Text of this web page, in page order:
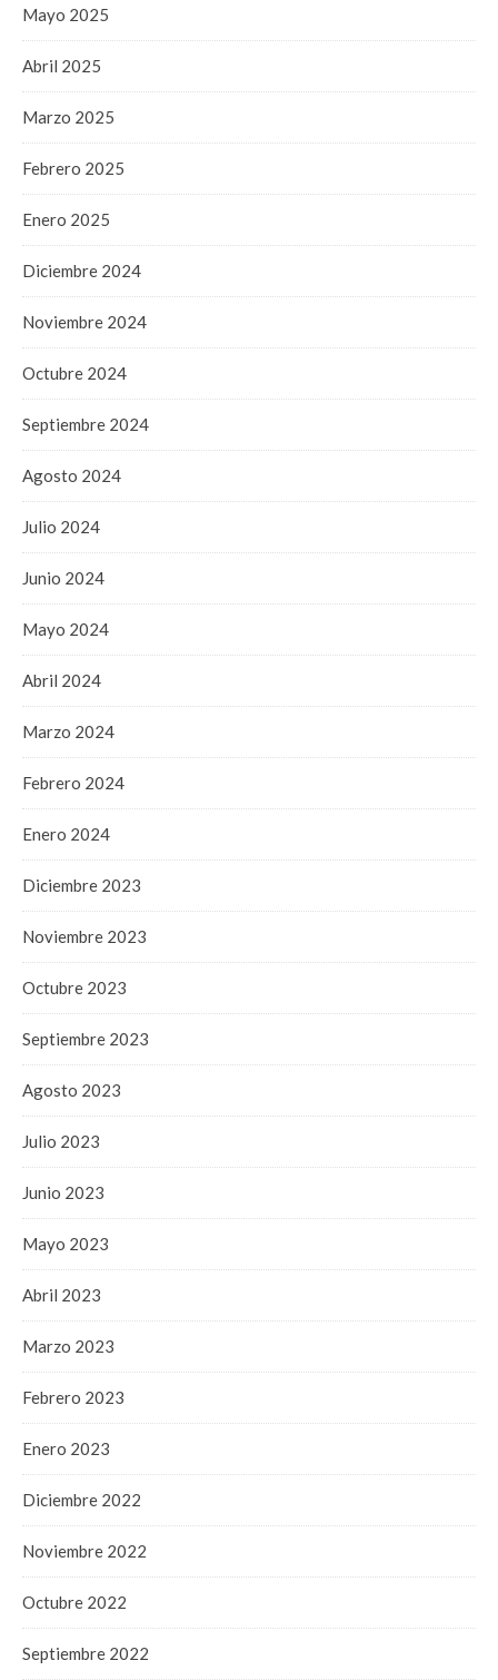
Mayo 2025
Abril 2025
Marzo 2025
Febrero 2025
Enero 2025
Diciembre 2024
Noviembre 2024
Octubre 2024
Septiembre 2024
Agosto 2024
Julio 2024
Junio 2024
Mayo 2024
Abril 2024
Marzo 2024
Febrero 2024
Enero 2024
Diciembre 2023
Noviembre 2023
Octubre 2023
Septiembre 2023
Agosto 2023
Julio 2023
Junio 2023
Mayo 2023
Abril 2023
Marzo 2023
Febrero 2023
Enero 2023
Diciembre 2022
Noviembre 2022
Octubre 2022
Septiembre 2022